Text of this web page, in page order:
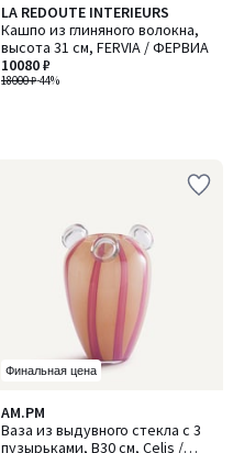
LA REDOUTE INTERIEURS
Кашпо из глиняного волокна,
высота 31 см, FERVIA / ФЕРВИА
18000 ₽-44%
10080 ₽
Финальная цена
AM.PM
Ваза из выдувного стекла с 3
пузырьками, В30 см, Celis /